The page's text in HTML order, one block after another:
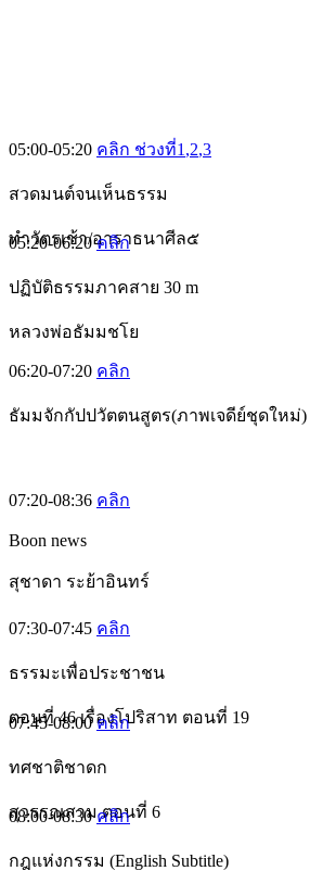
05:00-05:20 คลิก ช่วงที่1 ,2,3
สวดมนต์จนเห็นธรรม
ทำวัตรเช้า/อาราธนาศีล๕
05:20-06:20คลิก
ปฏิบัติธรรมภาคสาย 30 m
หลวงพ่อธัมมชโย
06:20-07:20 คลิก
ธัมมจักกัปปวัตตนสูตร(ภาพเจดีย์ชุดใหม่)
07:20-08:36 คลิก
Boon news
สุชาดา ระย้าอินทร์
07:30-07:45 คลิก
ธรรมะเพื่อประชาชน
ตอนที่ 46 เรื่องโปริสาท ตอนที่ 19
07:45-08:00คลิก
ทศชาติชาดก
สุวรรณสาม ตอนที่ 6
08:00-08:30คลิก
กฎแห่งกรรม (English Subtitle)